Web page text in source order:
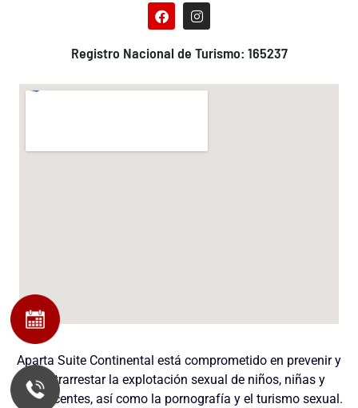
Registro Nacional de Turismo: 165237
Aparta Suite Continental está comprometido en prevenir y
contrarrestar la explotación sexual de niños, niñas y
adolescentes, así como la pornografía y el turismo sexual.